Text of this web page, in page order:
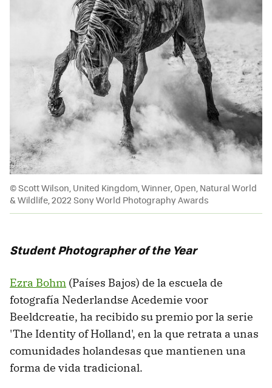
© Scott Wilson, United Kingdom, Winner, Open, Natural World
& Wildlife, 2022 Sony World Photography Awards
StudentPhotographer of the Year
Ezra Bohm (Países Bajos) de la escuela de
fotografía Nederlandse Acedemie voor
Beeldcreatie, ha recibido su premio por la serie
'The Identity of Holland', en la que retrata a unas
comunidades holandesas que mantienen una
forma de vida tradicional.